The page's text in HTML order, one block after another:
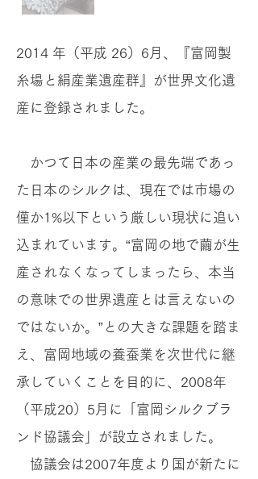
2014 年（平成 26）6月、『富岡製
糸場と絹産業遺産群』が世界文化遺
産に登録されました。
かつて日本の産業の最先端であっ
た日本のシルクは、現在では市場の
僅か1%以下という厳しい現状に追い
込まれています。“富岡の地で繭が生
産されなくなってしまったら、本当
の意味での世界遺産とは言えないの
ではないか。”との大きな課題を踏ま
え、富岡地域の養蚕業を次世代に継
承していくことを目的に、2008年
（平成20）5月に「富岡シルクブラ
ンド協議会」が設立されました。
協議会は2007年度より国が新たに